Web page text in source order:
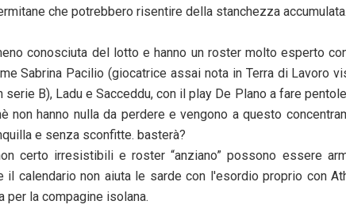
che potrebbero risentire della stanchezza accumulata.
conosciuta del lotto e hanno un roster molto esperto
Sabrina Pacilio (giocatrice assai nota in Terra di Lavoro
B), Ladu e Sacceddu, con il play De Plano a fare
non hanno nulla da perdere e vengono a questo
e senza sconfitte. basterà?
certo irresistibili e roster “anziano” possono essere
il calendario non aiuta le sarde con l'esordio proprio con
per la compagine isolana.